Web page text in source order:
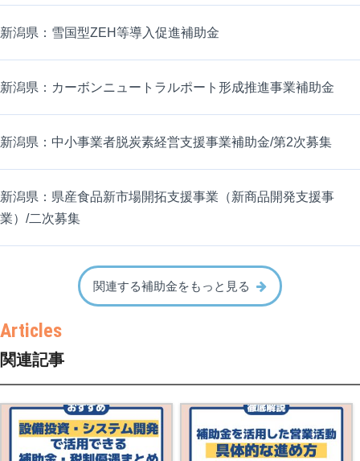
新潟県：雪国型ZEH等導入促進補助金
新潟県：カーボンニュートラルポート形成推進事業補助金
新潟県：中小事業者脱炭素経営支援事業補助金/第2次募集
新潟県：県産食品新市場開拓支援事業（新商品開発支援事
業）/二次募集
関連する補助金をもっと見る
関連記事